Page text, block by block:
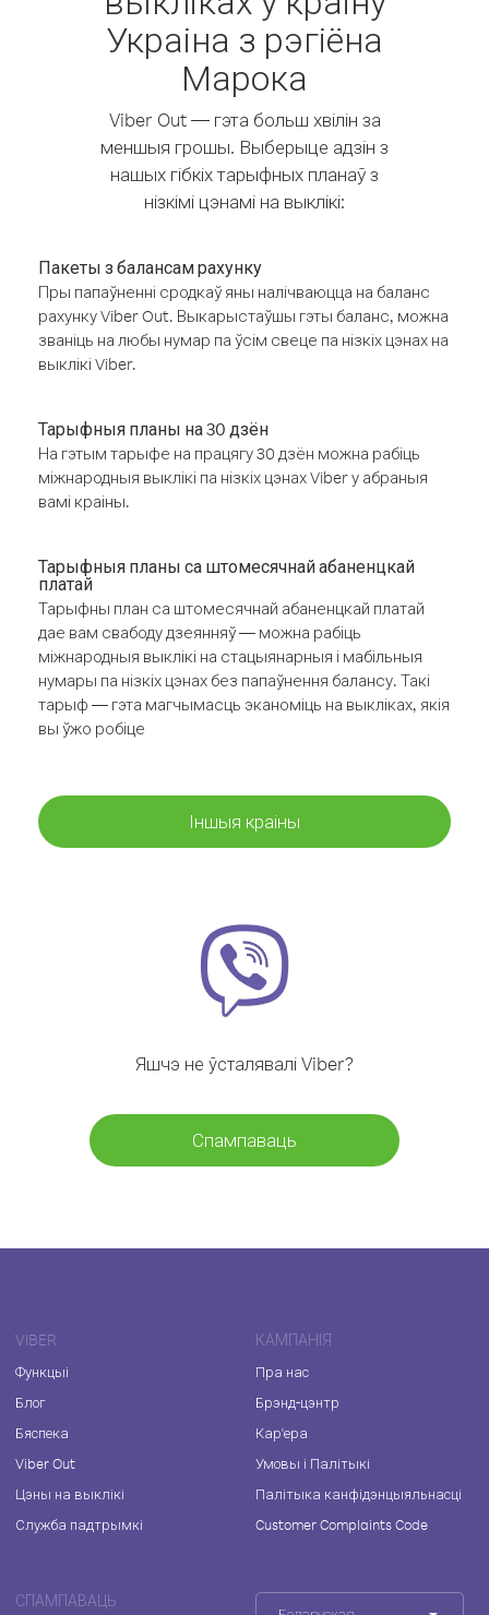
Украіна з рэгіёна
Марока
Viber Out — гэта больш хвілін за
меншыя грошы. Выберыце адзін з
нашых гібкіх тарыфных планаў з
нізкімі цэнамі на выклікі:
Пакеты з балансам рахунку
Пры папаўненні сродкаў яны налічваюцца на баланс
рахунку Viber Out. Выкарыстаўшы гэты баланс, можна
званіць на любы нумар па ўсім свеце па нізкіх цэнах на
выклікі Viber.
Тарыфныя планы на 30 дзён
На гэтым тарыфе на працягу 30 дзён можна рабіць
міжнародныя выклікі па нізкіх цэнах Viber у абраныя
вамі краіны.
Тарыфныя планы са штомесячнай абаненцкай
платай
Тарыфны план са штомесячнай абаненцкай платай
дае вам свабоду дзеянняў — можна рабіць
міжнародныя выклікі на стацыянарныя і мабільныя
нумары па нізкіх цэнах без папаўнення балансу. Такі
тарыф — гэта магчымасць эканоміць на выкліках, якія
вы ўжо робіце
Іншыя краіны
Яшчэ не ўсталявалі Viber?
Спампаваць
VIBER
Функцыі
Блог
Бяспека
Viber Out
Цэны на выклікі
Служба падтрымкі
КАМПАНІЯ
Пра нас
Брэнд-цэнтр
Кар'ера
Умовы і Палітыкі
Палітыка канфідэнцыяльнасці
Customer Complaints Code
СПАМПАВАЦЬ